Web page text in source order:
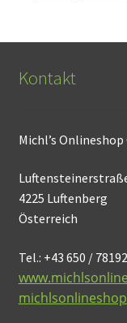
Kontakt
Michl’s Onlineshop
4225 Luftenberg
Österreich
Tel.: +43 650 /